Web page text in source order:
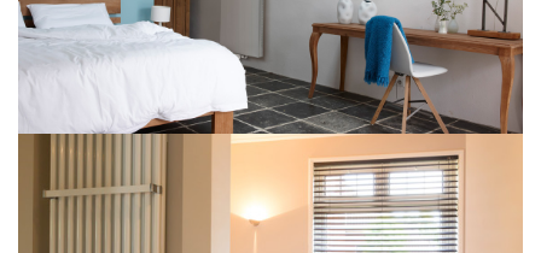
PURMO Plan Ventil Compact